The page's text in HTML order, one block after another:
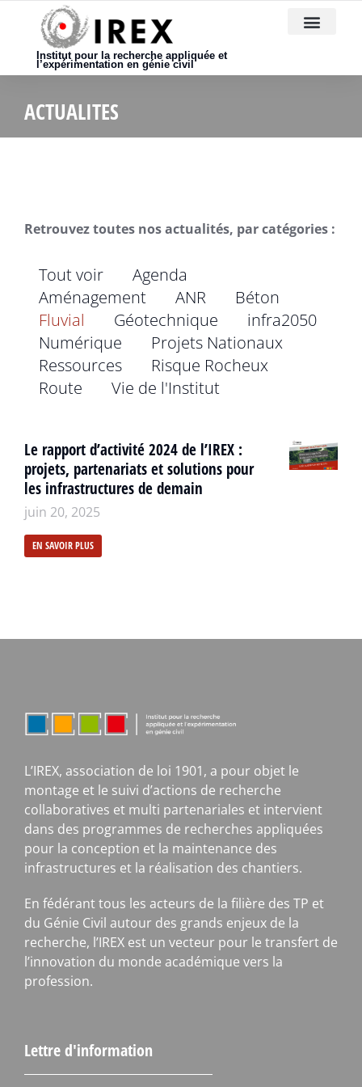
Institut pour la recherche appliquée et
l’expérimentation en génie civil
ACTUALITES
Retrouvez toutes nos actualités, par catégories :
Tout voir
Agenda
Aménagement
ANR
Béton
Fluvial
Géotechnique
infra2050
Numérique
Projets Nationaux
Ressources
Risque Rocheux
Route
Vie de l'Institut
Le rapport d’activité 2024 de l’IREX :
projets, partenariats et solutions pour
les infrastructures de demain
juin 20, 2025
EN SAVOIR PLUS
L’IREX, association de loi 1901, a pour objet le
montage et le suivi d’actions de recherche
collaboratives et multi partenariales et intervient
dans des programmes de recherches appliquées
pour la conception et la maintenance des
infrastructures et la réalisation des chantiers.
En fédérant tous les acteurs de la filière des TP et
du Génie Civil autour des grands enjeux de la
recherche, l’IREX est un vecteur pour le transfert de
l’innovation du monde académique vers la
profession.
Lettre d'information